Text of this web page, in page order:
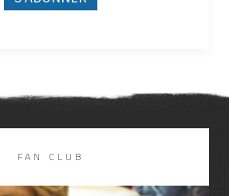
FAN CLUB